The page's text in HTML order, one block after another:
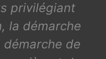
privilégiant
la démarche
de